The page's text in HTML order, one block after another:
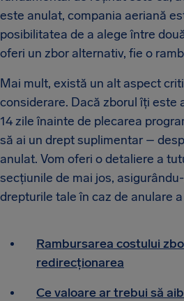
este anulat, compania aeriană
posibilitatea de a alege între
oferi un zbor alternativ, fie o
Mai mult, există un alt aspect
considerare. Dacă zborul îți este
14 zile înainte de plecarea
să ai un drept suplimentar –
anulat. Vom oferi o detaliere a
secțiunile de mai jos,
drepturile tale în caz de anulare
Rambursarea costului
redirecționarea
Ce valoare ar trebui să